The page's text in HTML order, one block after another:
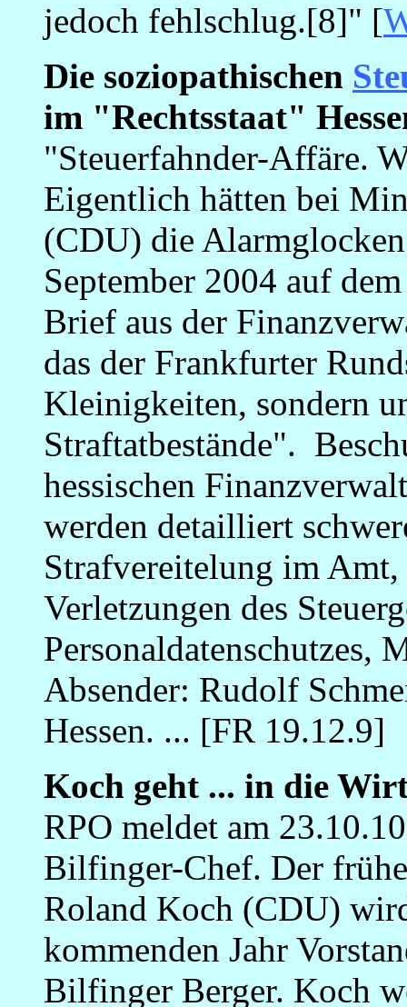
jedoch fehlschlug.[8]" [
Die soziopathischen
im "Rechtsstaat"
"Steuerfahnder-Affäre.
Eigentlich hätten bei
(CDU) die
September 2004 auf
Brief aus der
das der Frankfurter
Kleinigkeiten, sondern
Straftatbestände".
hessischen
werden detailliert
Strafvereitelung im
Verletzungen des
Personaldatenschutzes,
Absender: Rudolf
Hessen. ... [FR 19.12.9]
Koch geht ... in die
RPO meldet am
Bilfinger-Chef. Der
Roland Koch (CDU)
kommenden Jahr
Bilfinger Berger. Koch